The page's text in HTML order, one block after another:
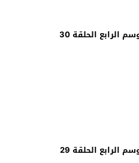
الحلقة 30
الحلقة 29